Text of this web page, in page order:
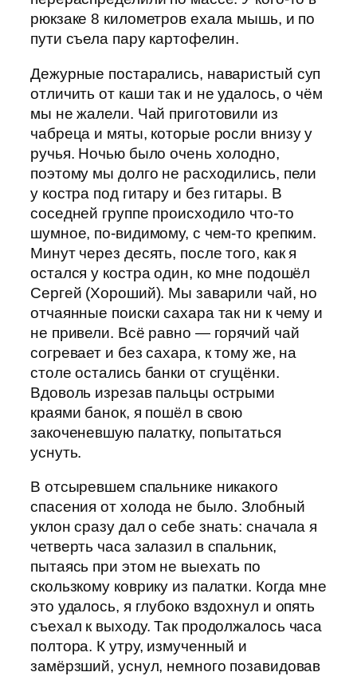
рюкзаке 8 километров ехала мышь, и по
пути съела пару картофелин.
Дежурные постарались, наваристый суп
отличить от каши так и не удалось, о чём
мы не жалели. Чай приготовили из
чабреца и мяты, которые росли внизу у
ручья. Ночью было очень холодно,
поэтому мы долго не расходились, пели
у костра под гитару и без гитары. В
соседней группе происходило что-то
шумное, по-видимому, с чем-то крепким.
Минут через десять, после того, как я
остался у костра один, ко мне подошёл
Сергей (Хороший). Мы заварили чай, но
отчаянные поиски сахара так ни к чему и
не привели. Всё равно — горячий чай
согревает и без сахара, к тому же, на
столе остались банки от сгущёнки.
Вдоволь изрезав пальцы острыми
краями банок, я пошёл в свою
закоченевшую палатку, попытаться
уснуть.
В отсыревшем спальнике никакого
спасения от холода не было. Злобный
уклон сразу дал о себе знать: сначала я
четверть часа залазил в спальник,
пытаясь при этом не выехать по
скользкому коврику из палатки. Когда мне
это удалось, я глубоко вздохнул и опять
съехал к выходу. Так продолжалось часа
полтора. К утру, измученный и
замёрзший, уснул, немного позавидовав